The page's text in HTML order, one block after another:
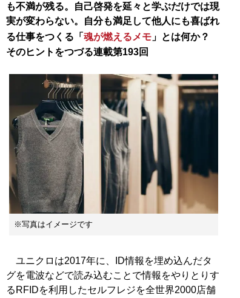
も不満が残る。自己啓発を延々と学ぶだけでは現
実が変わらない。自分も満足して他人にも喜ばれ
る仕事をつくる「 魂が燃えるメモ 」とは何か？
そのヒントをつづる連載第193回
※写真はイメージです
ユニクロは2017年に、ID情報を埋め込んだタ
グを電波などで読み込むことで情報をやりとりす
るRFIDを利用したセルフレジを全世界2000店舗